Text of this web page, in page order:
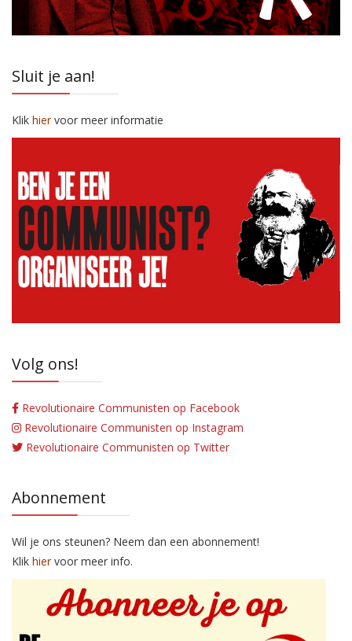
Sluit je aan!
Klik hiervoor meer informatie
Volg ons!
Revolutionaire Communisten op Facebook
Revolutionaire Communisten op Instagram
Revolutionaire Communisten op Twitter
Abonnement
Wil je ons steunen? Neem dan een abonnement!
Klik hiervoor meer info.